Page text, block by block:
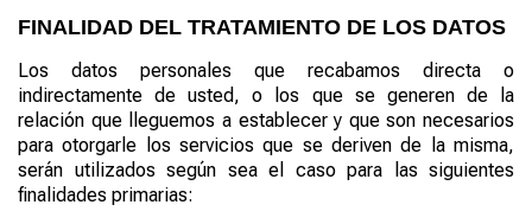
FINALIDAD DEL TRATAMIENTO DE LOS DATOS
Los datos personales que recabamos directa o
indirectamente de usted, o los que se generen de la
relación que lleguemos a establecer y que son necesarios
para otorgarle los servicios que se deriven de la misma,
serán utilizados según sea el caso para las siguientes
finalidades primarias: